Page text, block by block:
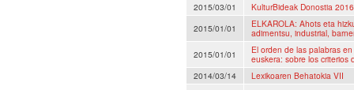
2015/03/01
KulturBideak Donostia 2016
2015/01/01
ELKAROLA: Ahots eta
adimentsu, industrial,
2015/01/01
El orden de las palabras
euskera: sobre los criterios
2014/03/14
Lexikoaren Behatokia VII